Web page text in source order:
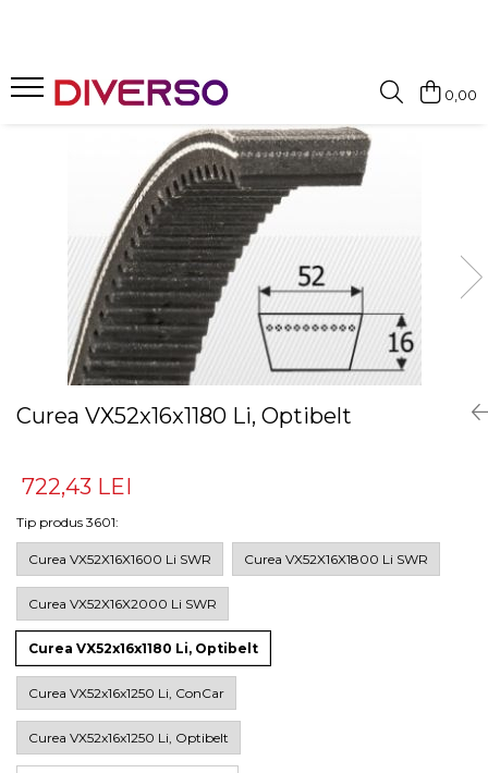
MULTIMATERIAL
0,00
Curea VX52x16x1180 Li, Optibelt
722,43 LEI
Tip produs 3601:
Curea VX52X16X1600 Li SWR Curea VX52X16X1800 Li SWR
Curea VX52X16X2000 Li SWR
Curea VX52x16x1180 Li, Optibelt
Curea VX52x16x1250 Li, ConCar
Curea VX52x16x1250 Li, Optibelt